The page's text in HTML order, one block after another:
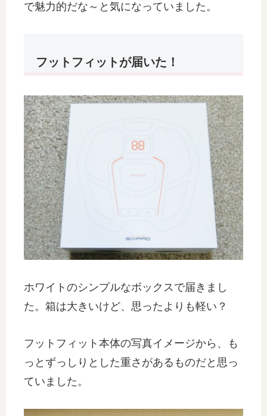
で魅力的だな～と気になっていました。
フットフィットが届いた！
ホワイトのシンプルなボックスで届きまし
た。箱は大きいけど、思ったよりも軽い？
フットフィット本体の写真イメージから、も
っとずっしりとした重さがあるものだと思っ
ていました。